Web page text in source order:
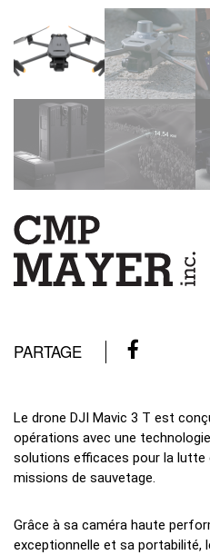
PARTAGE
Le drone DJI Mavic 3 T est
opérations avec une
solutions efficaces pour la lutte
missions de sauvetage.
Grâce à sa caméra haute
exceptionnelle et sa portabilité,